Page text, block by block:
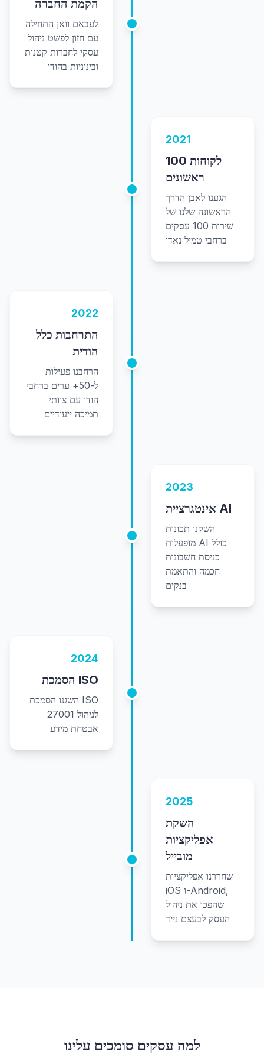
הקמת החברה
לעבאם וואן התחילה
עם חזון לפשט ניהול
עסקי לחברות קטנות
ובינוניות בהודו
2021
100 לקוחות
ראשונים
הגענו לאבן הדרך
הראשונה שלנו של
שירות 100 עסקים
ברחבי טמיל נאדו
2022
התרחבות כלל
הודית
הרחבנו פעילות
ל-50+ ערים ברחבי
הודו עם צוותי
תמיכה ייעודיים
2023
אינטגרציית AI
השקנו תכונות
מופעלות AI כולל
כניסת חשבונות
חכמה והתאמת
בנקים
2024
הסמכת ISO
השגנו הסמכת ISO
27001 לניהול
אבטחת מידע
2025
השקת
אפליקציות
מובייל
שחררנו אפליקציות
iOS ו-Android,
שהפכו את ניהול
העסק לבעצם נייד
למה עסקים סומכים עלינו